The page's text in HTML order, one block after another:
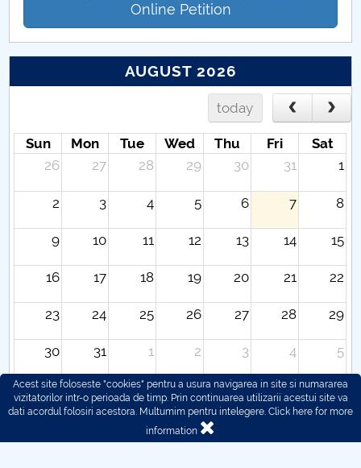
Online Petition
AUGUST 2026
today
Sun Mon Tue Wed Thu Fri
Sat
26
27 28 29 30 31 1
2 3 4 5 6 7 8
9 10 11 12 13 14 15
16 17 18 19 20 21 22
23 24 25 26 27 28 29
30 31 1 2 3 4 5
Acest site foloseste "cookies" pentru a usura navigarea in site si numararea
vizitatorilor intr-o perioada de timp. Prin continuarea utilizarii acestui site va
dati acordul folosiri acestora. Multumim pentru intelegere. Click here for more
information